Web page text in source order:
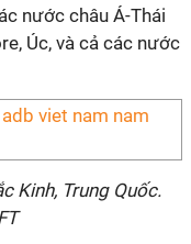
nước châu Á-Thái
Úc, và cả các nước
Kinh, Trung Quốc.